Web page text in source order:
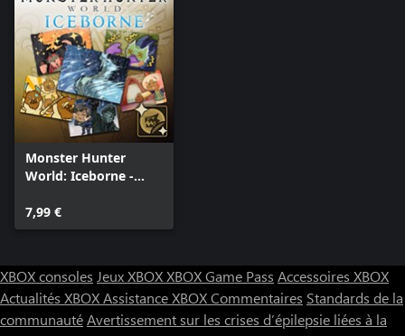
Monster Hunter
World: Iceborne -
"Stickers"
7,99 €
XBOX consoles Jeux XBOXXBOX Game Pass Accessoires XBOX
Actualités XBOXAssistance XBOXCommentaires Standards de la
communautéAvertissement sur les crises d’épilepsie liées à la